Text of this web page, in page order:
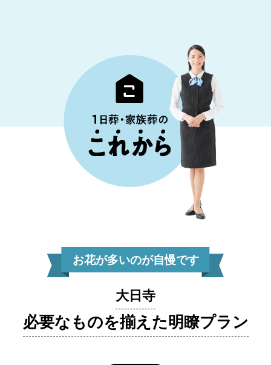
お花が多いのが自慢です
大日寺
必要なものを揃えた明瞭プラン